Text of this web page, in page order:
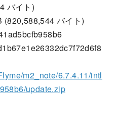
バイト)
(820,588,544 バイト)
m2_note/6.7.4.11/intl
update.zip